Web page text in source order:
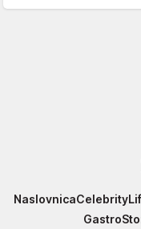
Story
NaslovnicaCelebrity
Gastro